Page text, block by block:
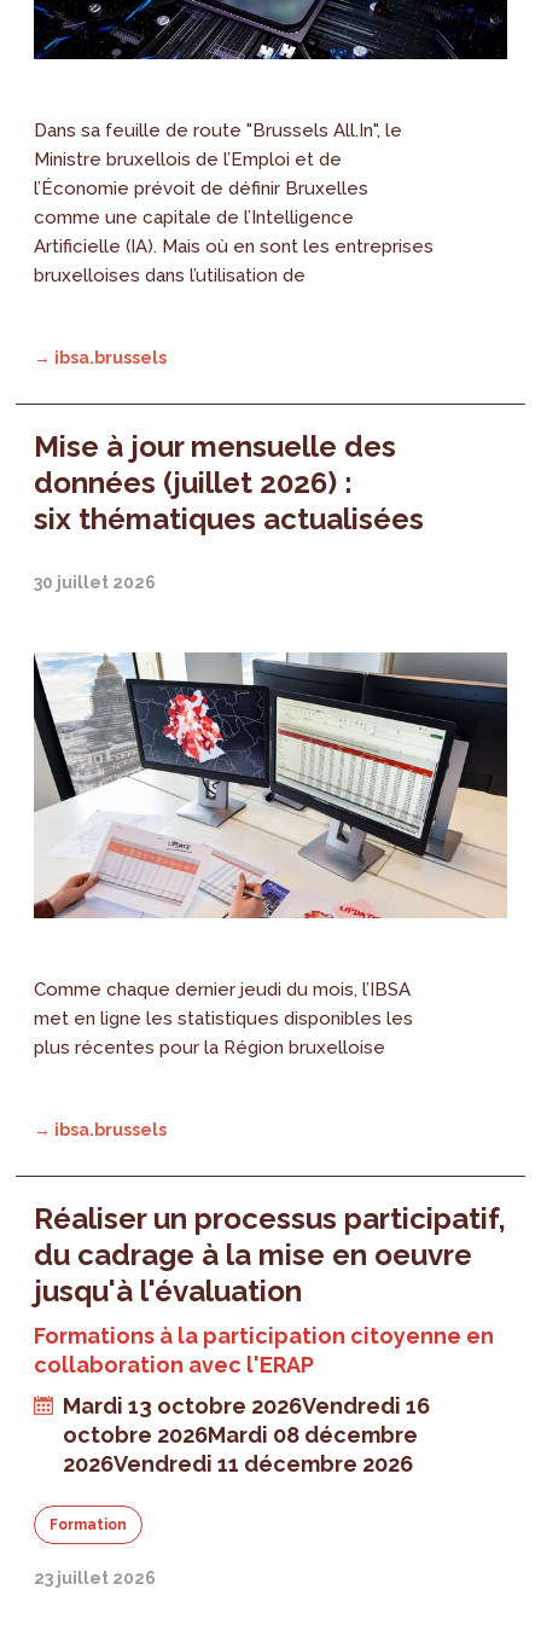
Dans sa feuille de route "Brussels All.In", le
Ministre bruxellois de l’Emploi et de
l’Économie prévoit de définir Bruxelles
comme une capitale de l’Intelligence
Artificielle (IA). Mais où en sont les entreprises
bruxelloises dans l’utilisation de
→ ibsa.brussels
Mise à jour mensuelle des
données (juillet 2026) :
six thématiques actualisées
30 juillet 2026
Comme chaque dernier jeudi du mois, l’IBSA
met en ligne les statistiques disponibles les
plus récentes pour la Région bruxelloise
→ ibsa.brussels
Réaliser un processus participatif,
du cadrage à la mise en oeuvre
jusqu'à l'évaluation
Formations à la participation citoyenne en
collaboration avec l'ERAP
Mardi 13 octobre 2026Vendredi 16
octobre 2026Mardi 08 décembre
2026Vendredi 11 décembre 2026
Formation
23 juillet 2026